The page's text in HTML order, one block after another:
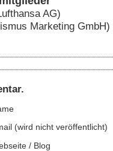
AG)
Marketing GmbH)
(wird nicht veröffentlicht)
/ Blog